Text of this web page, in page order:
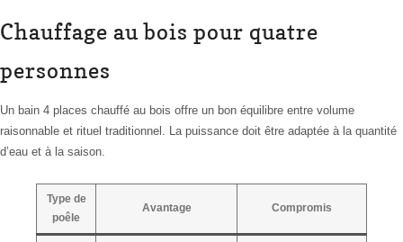
Chauffage au bois pour quatre
personnes
Un bain 4 places chauffé au bois offre un bon équilibre entre volume
raisonnable et rituel traditionnel. La puissance doit être adaptée à la quantité
d’eau et à la saison.
Type de
poêle
Avantage Compromis